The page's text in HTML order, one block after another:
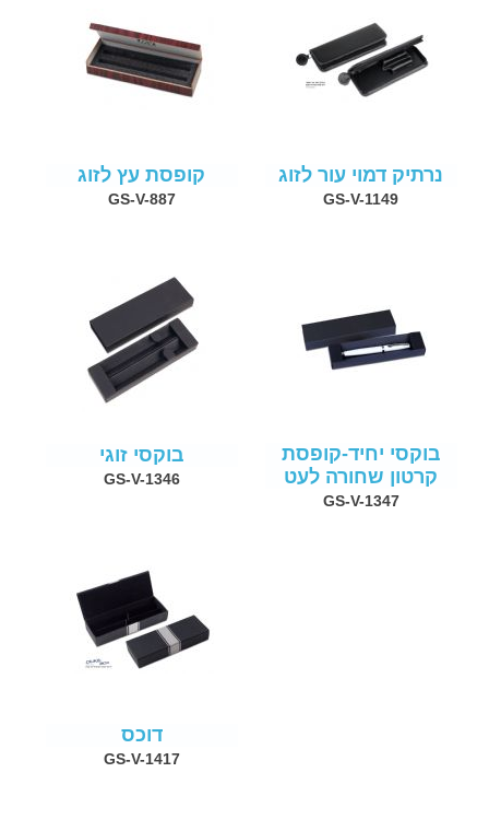
נרתיק דמוי עור לזוג
GS-V-1149
קופסת עץ לזוג
GS-V-887
בוקסי יחיד-קופסת
קרטון שחורה לעט
GS-V-1347
בוקסי זוגי
GS-V-1346
דוכס
GS-V-1417